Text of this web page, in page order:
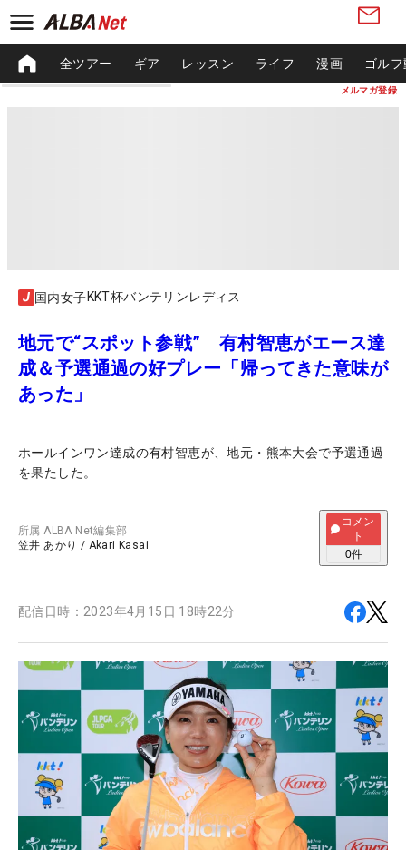
メルマガ登録
全ツアー ギア レッスン ライフ 漫画 ゴル
国内女子KKT杯バンテリンレディス
地元で“スポット参戦” 有村智恵がエース達
成＆予選通過の好プレー「帰ってきた意味が
あった」
ホールインワン達成の有村智恵が、地元・熊本大会で予選通過
を果たした。
所属ALBA Net編集部
笠井 あかり / Akari Kasai
コメン
ト
0件
配信日時： 2023年4月15日 18時22分